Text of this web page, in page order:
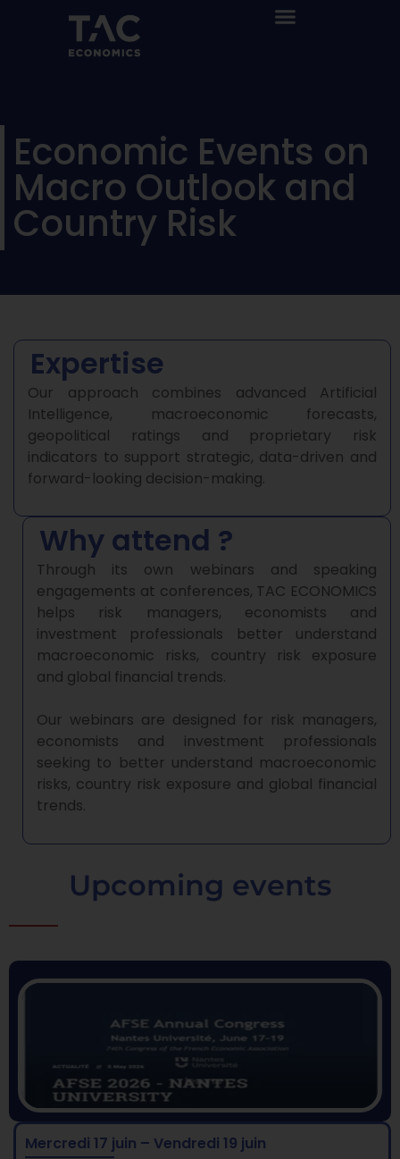
Economic Events on
Macro Outlook and
Country Risk
Expertise
Our approach combines advanced Artificial
Intelligence, macroeconomic forecasts,
geopolitical ratings and proprietary risk
indicators to support strategic, data-driven and
forward-looking decision-making.
Why attend ?
Through its own webinars and speaking
engagements at conferences, TAC ECONOMICS
helps risk managers, economists and
investment professionals better understand
macroeconomic risks, country risk exposure
and global financial trends.
Our webinars are designed for risk managers,
economists and investment professionals
seeking to better understand macroeconomic
risks, country risk exposure and global financial
trends.
Upcoming events
Mercredi 17 juin – Vendredi 19 juin